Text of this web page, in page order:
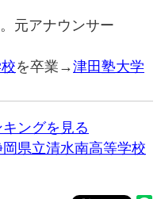
元アナウンサー
を卒業→津田塾大学
ングを見る
県立清水南高等学校